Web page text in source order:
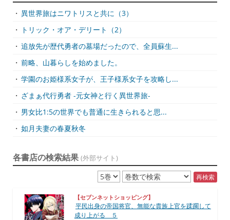
・ 異世界旅はニワトリスと共に（3）
・
トリック・オア・デリート（2）
・ 追放先が歴代勇者の墓場だったので、全員蘇生...
・ 前略、山暮らしを始めました。
・ 学園のお姫様系女子が、王子様系女子を攻略し...
・ ざまぁ代行勇者 -元女神と行く異世界旅-
・ 男女比1:5の世界でも普通に生きられると思...
・ 如月夫妻の春夏秋冬
各書店の検索結果 (外部サイト)
再検索
【セブンネットショッピング】
平民出身の帝国将官、無能な貴族上官を蹂躙して
成り上がる ５